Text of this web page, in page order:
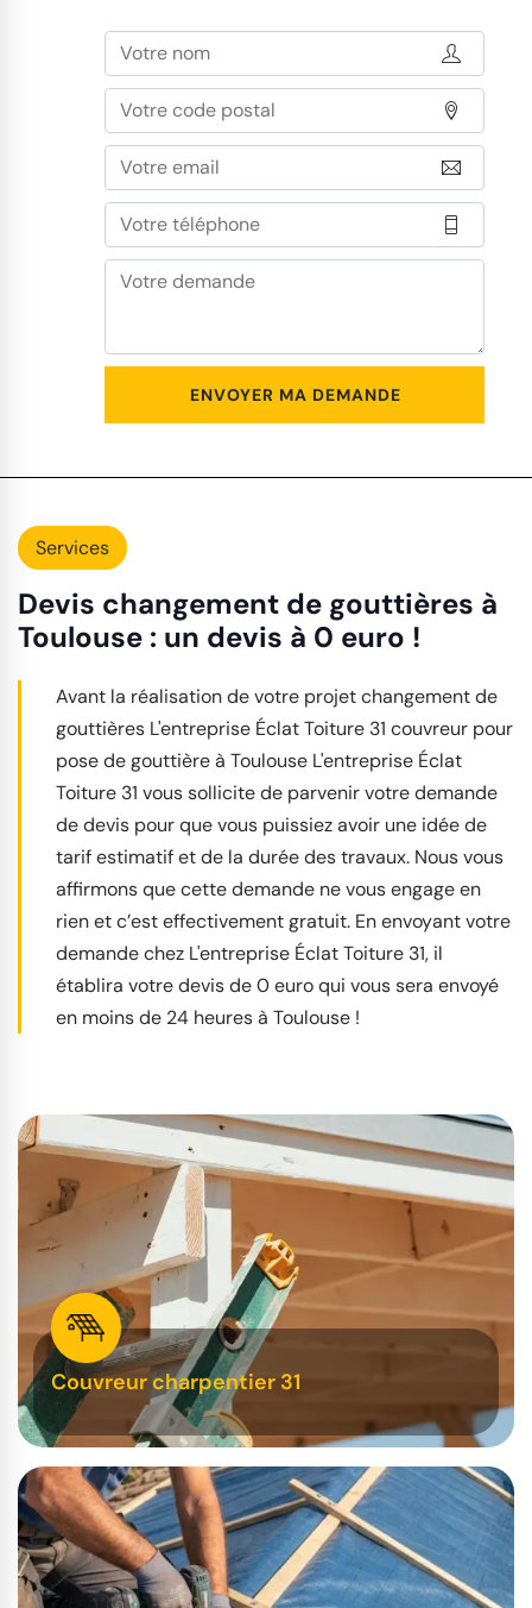
Services
Devis changement de gouttières à
Toulouse : un devis à 0 euro !
Avant la réalisation de votre projet changement de
gouttières L'entreprise Éclat Toiture 31 couvreur pour
pose de gouttière à Toulouse L'entreprise Éclat
Toiture 31 vous sollicite de parvenir votre demande
de devis pour que vous puissiez avoir une idée de
tarif estimatif et de la durée des travaux. Nous vous
affirmons que cette demande ne vous engage en
rien et c’est effectivement gratuit. En envoyant votre
demande chez L'entreprise Éclat Toiture 31, il
établira votre devis de 0 euro qui vous sera envoyé
en moins de 24 heures à Toulouse !
Couvreur charpentier 31